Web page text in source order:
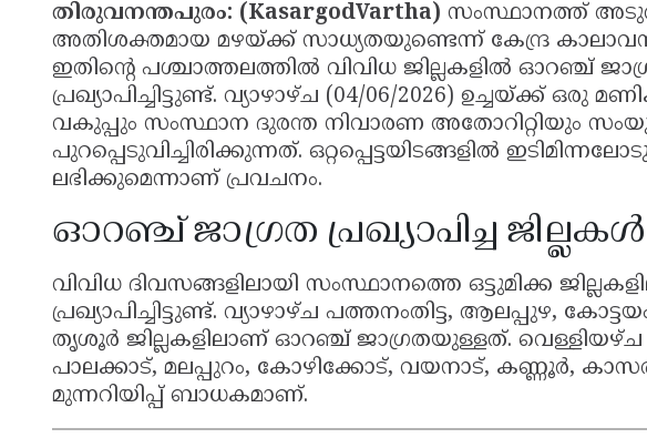
തിരുവനന്തപുരം: (KasargodVartha) സംസ്ഥാനത്ത്
അതിശക്തമായ മഴയ്ക്ക് സാധ്യതയുണ്ടെന്ന് കേന്ദ്ര
ഇതിൻ്റെ പശ്ചാത്തലത്തിൽ വിവിധ ജില്ലകളിൽ ഓറഞ്ച്
പ്രഖ്യാപിച്ചിട്ടുണ്ട്. വ്യാഴാഴ്ച (04/06/2026) ഉച്ചയ്ക്ക് ഒരു
വകുപ്പും സംസ്ഥാന ദുരന്ത നിവാരണ അതോറിറ്റിയും
പുറപ്പെടുവിച്ചിരിക്കുന്നത്. ഒറ്റപ്പെട്ടയിടങ്ങളിൽ
ലഭിക്കുമെന്നാണ് പ്രവചനം.
ഓറഞ്ച് ജാഗ്രത പ്രഖ്യാപിച്ച ജില്ലകൾ
വിവിധ ദിവസങ്ങളിലായി സംസ്ഥാനത്തെ ഒട്ടുമിക്ക
പ്രഖ്യാപിച്ചിട്ടുണ്ട്. വ്യാഴാഴ്ച പത്തനംതിട്ട, ആലപ്പുഴ,
തൃശൂർ ജില്ലകളിലാണ് ഓറഞ്ച് ജാഗ്രതയുള്ളത്.
പാലക്കാട്, മലപ്പുറം, കോഴിക്കോട്, വയനാട്, കണ്ണൂർ,
മുന്നറിയിപ്പ് ബാധകമാണ്.